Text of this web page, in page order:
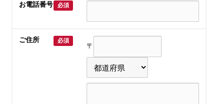
お電話番号 必須
ご住所 必須
〒